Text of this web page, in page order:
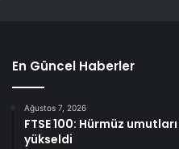
En Güncel Haberler
Ağustos 7, 2026
FTSE 100: Hürmüz
yükseldi